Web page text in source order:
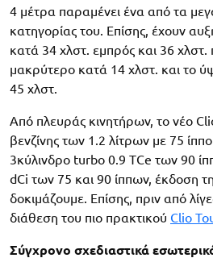
4 μέτρα παραμένει ένα από τα
κατηγορίας του. Επίσης, έχουν
κατά 34 χλστ. εμπρός και 36 χλστ.
μακρύτερο κατά 14 χλστ. και το
45 χλστ.
Από πλευράς κινητήρων, το νέο
βενζίνης των 1.2 λίτρων με 75
3κύλινδρο turbo 0.9 TCe των 90
dCi των 75 και 90 ίππων, έκδοση
δοκιμάζουμε. Επίσης, πριν από
διάθεση του πιο πρακτικού Clio
Σύγχρονο σχεδιαστικά